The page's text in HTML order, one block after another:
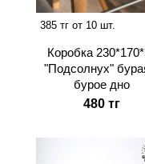
385 тг от 10 шт.
Коробка
"Подсолнух"
бурое дно
480 тг